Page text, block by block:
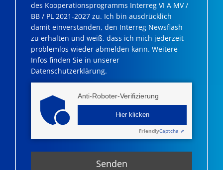
des Kooperationsprogramms Interreg VI A MV /
BB / PL 2021-2027 zu. Ich bin ausdrücklich
damit einverstanden, den Interreg Newsflash
zu erhalten und weiß, dass ich mich jederzeit
problemlos wieder abmelden kann. Weitere
Infos finden Sie in unserer
Datenschutzerklärung.
Anti-Roboter-Verifizierung
Hier klicken
FriendlyCaptcha ⇗